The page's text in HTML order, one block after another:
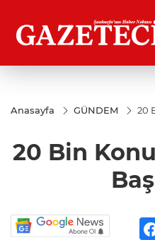
Anasayfa GÜNDEM
20
20 Bin